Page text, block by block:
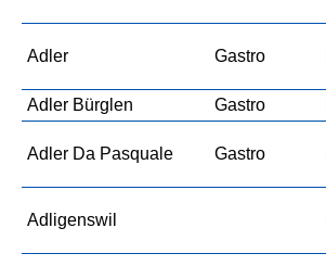
Adler Gastro
Adler Bürglen Gastro
Adler Da Pasquale Gastro
Adligenswil